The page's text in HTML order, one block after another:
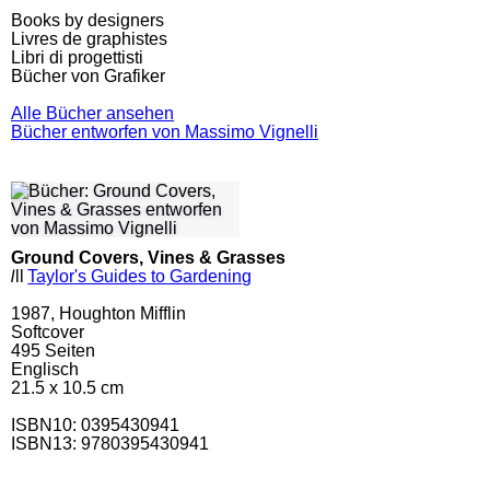
Books by designers
Livres de graphistes
Libri di progettisti
Bücher von Grafiker
Alle Bücher ansehen
Bücher entworfen von Massimo Vignelli
Ground Covers, Vines & Grasses
l
Taylor's Guides to Gardening
1987, Houghton Mifflin
Softcover
495 Seiten
Englisch
21.5 x 10.5 cm
ISBN10: 0395430941
ISBN13: 9780395430941